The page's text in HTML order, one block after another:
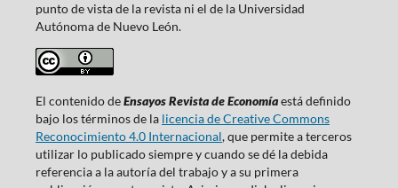
punto de vista de la revista ni el de la Universidad
Autónoma de Nuevo León.
El contenido deEnsayos Revista de Economíaestá definido
bajo los términos de la licencia de Creative Commons
Reconocimiento 4.0 Internacional, que permite a terceros
utilizar lo publicado siempre y cuando se dé la debida
referencia a la autoría del trabajo y a su primera